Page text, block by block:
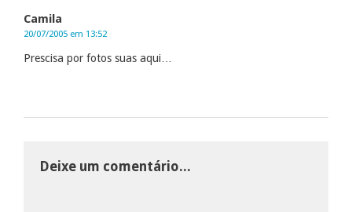
Camila
20/07/2005 em 13:52
Prescisa por fotos suas aqui…
Deixe um comentário...